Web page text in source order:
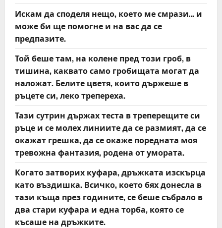
Искам да споделя нещо, което ме смрази… и
може би ще помогне и на вас да се
предпазите.
Той беше там, на колене пред този гроб, в
тишина, каквато само гробищата могат да
наложат. Белите цветя, които държеше в
ръцете си, леко трепереха.
Тази сутрин държах теста в треперещите си
ръце и се молех линиите да се размият, да се
окажат грешка, да се окаже поредната моя
тревожна фантазия, родена от умората.
Когато затворих куфара, дръжката изскърца
като въздишка. Всичко, което бях донесла в
тази къща през годините, се беше събрало в
два стари куфара и една торба, която се
късаше на дръжките.